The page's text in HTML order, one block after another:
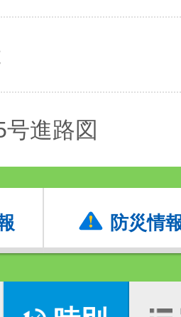
進路図
防災情